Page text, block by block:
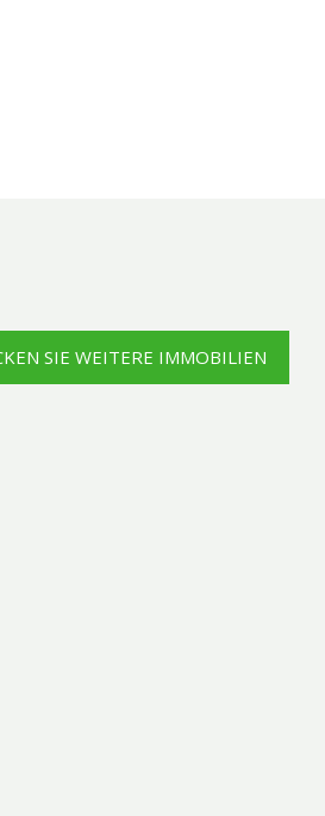
SIE WEITERE IMMOBILIEN